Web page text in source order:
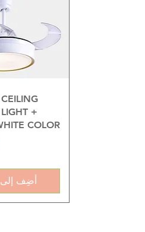
العرض
+
COLOR
أضِف إلى